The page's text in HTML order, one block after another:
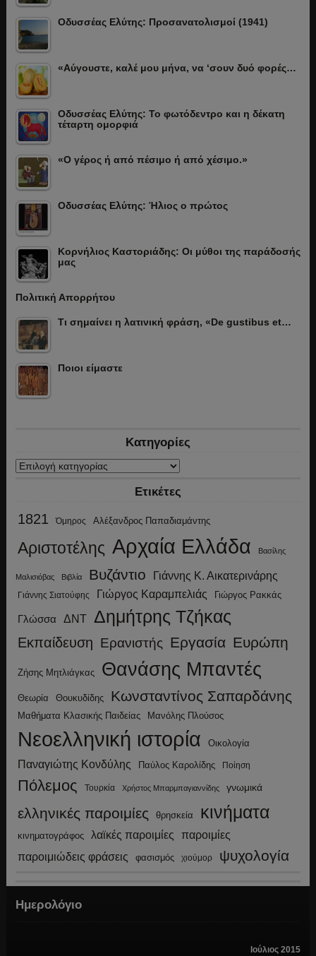
Οδυσσέας Ελύτης: Προσανατολισμοί (1941)
«Αύγουστε, καλέ μου μήνα, να ‘σουν δυό φορές…
Οδυσσέας Ελύτης: Το φωτόδεντρο και η δέκατη
τέταρτη ομορφιά
«Ο γέρος ή από πέσιμο ή από χέσιμο.»
Οδυσσέας Ελύτης: Ήλιος ο πρώτος
Κορνήλιος Καστοριάδης: Οι μύθοι της παράδοσής
μας
Πολιτική Απορρήτου
Τι σημαίνει η λατινική φράση, «De gustibus et…
Ποιοι είμαστε
Κατηγορίες
Κατηγορίες
Ετικέτες
1821 Όμηρος Αλέξανδρος Παπαδιαμάντης
Αριστοτέλης Αρχαία Ελλάδα Βασίλης
Μαλισιόβας Βιβλία Βυζάντιο Γιάννης Κ. Αικατερινάρης
Γιάννης Σιατούφης Γιώργος Καραμπελιάς Γιώργος Ρακκάς
Γλώσσα ΔΝΤ Δημήτρης Τζήκας
Εκπαίδευση Ερανιστής Εργασία Ευρώπη
Ζήσης Μητλιάγκας Θανάσης Μπαντές
Θεωρία Θουκυδίδης Κωνσταντίνος Σαπαρδάνης
Μαθήματα Κλασικής Παιδείας Μανόλης Πλούσος
Νεοελληνική ιστορία Οικολογία
Παναγιώτης Κονδύλης Παύλος Καρολίδης Ποίηση
Πόλεμος Τουρκία Χρήστος Μπαρμπαγιαννίδης γνωμικά
ελληνικές παροιμίες θρησκεία κινήματα
κινηματογράφος λαϊκές παροιμίες παροιμίες
παροιμιώδεις φράσεις φασισμός χιούμορ ψυχολογία
Ημερολόγιο
Ιούλιος 2015